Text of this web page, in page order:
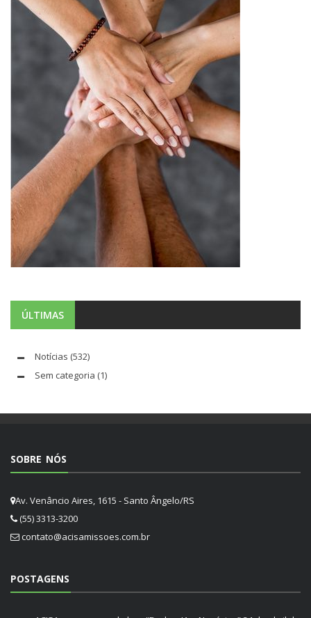
ÚLTIMAS
Notícias (532)
Sem categoria (1)
SOBRE NÓS
Av. Venâncio Aires, 1615 - Santo Ângelo/RS
(55) 3313-3200
contato@acisamissoes.com.br
POSTAGENS